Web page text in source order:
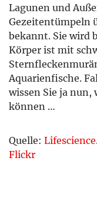
Lagunen und
Gezeitentümpeln
bekannt. Sie wird
Körper ist mit
Aquarienfische.
wissen Sie ja nun,
können …
Quelle:
Flickr